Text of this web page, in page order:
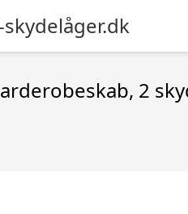
2